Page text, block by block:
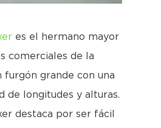
es el hermano mayor
comerciales de la
furgón grande con una
de longitudes y alturas.
destaca por ser fácil